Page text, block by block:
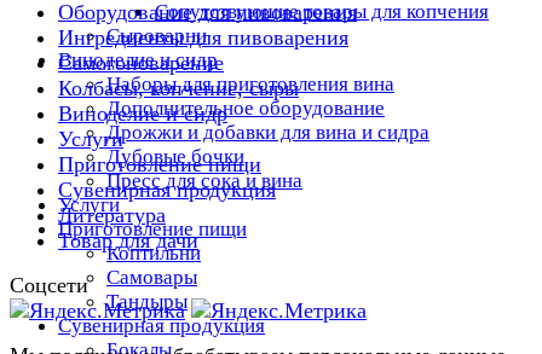
Сопутствующие товары для копчения
Сыроварни
Виноделие и сидр
Наборы для приготовления вина
Дополнительное оборудование
Дрожжи и добавки для вина и сидра
Дубовые бочки
Пресс для сока и вина
Услуги
Приготовление пищи
Коптильни
Самовары
Тандыры
Сувенирная продукция
Оборудование для пивоварения
Ингредиенты для пивоварения
Самогоноварение
Колбасы, копчение, сыры
Виноделие и сидр
Услуги
Приготовление пищи
Сувенирная продукция
Литература
Товар для дачи
Соцсети